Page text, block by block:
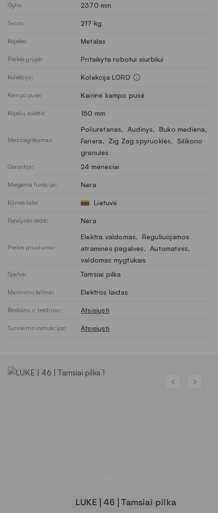
Gylis: 2370 mm
Svoris: 217 kg
Kojelės: Metalas
Prekės grupė: Pritaikyta robotui siurbliui
Kolekcija: Kolekcija LORD
Kampo pusė: Kairinė kampo pusė
Kojelių aukštis: 150 mm
Medžiagiškumas:
Poliuretanas, Audinys, Buko mediena,
Fanera, Zig Zag spyruoklės, Silikono
granulės
Garantija: 24 mėnesiai
Miegama funkcija: Nėra
Kilmės šalis: Lietuva
Patalynės dėžė: Nėra
Prekės privalumai:
Elektra valdomas, Reguliuojamos
atraminės pagalvės, Automatinis,
valdomas mygtukais
Spalva: Tamsiai pilka
Maitinimo šaltinis: Elektros laidas
Brošiūros ir brėžiniai: Atsisiųsti
Surinkimo instrukcijos: Atsisiųsti
LUKE | 46 | Tamsiai pilka